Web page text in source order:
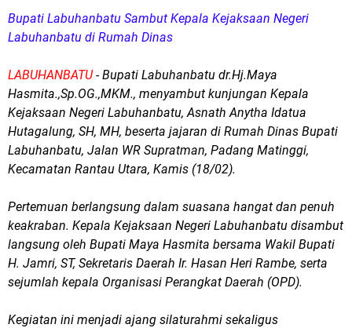
Bupati Labuhanbatu Sambut Kepala Kejaksaan Negeri
Labuhanbatu di Rumah Dinas
LABUHANBATU- Bupati Labuhanbatu dr.Hj.Maya
Hasmita.,Sp.OG.,MKM., menyambut kunjungan Kepala
Kejaksaan Negeri Labuhanbatu, Asnath Anytha Idatua
Hutagalung, SH, MH, beserta jajaran di Rumah Dinas Bupati
Labuhanbatu, Jalan WR Supratman, Padang Matinggi,
Kecamatan Rantau Utara, Kamis (18/02).
Pertemuan berlangsung dalam suasana hangat dan penuh
keakraban. Kepala Kejaksaan Negeri Labuhanbatu disambut
langsung oleh Bupati Maya Hasmita bersama Wakil Bupati
H. Jamri, ST, Sekretaris Daerah Ir. Hasan Heri Rambe, serta
sejumlah kepala Organisasi Perangkat Daerah (OPD).
Kegiatan ini menjadi ajang silaturahmi sekaligus